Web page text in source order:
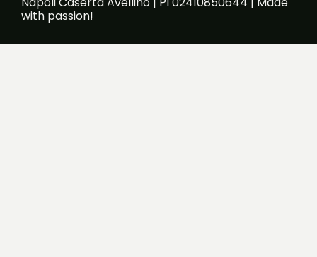
with passion!